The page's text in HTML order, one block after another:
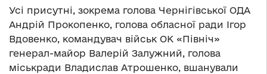
Усі присутні, зокрема голова Чернігівської ОДА
Андрій Прокопенко, голова обласної ради Ігор
Вдовенко, командувач військ ОК «Північ»
генерал-майор Валерій Залужний, голова
міськради Владислав Атрошенко, вшанували